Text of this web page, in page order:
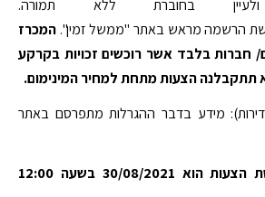
בחוברת ללא תמורה.
הרשמה מראש באתר "ממשל זמין". המכרז
חברות בלבד אשר רוכשים זכויות בקרקע
תתקבלנה הצעות מתחת למחיר המינימום.
מידע בדבר ההגרלות מתפרסם באתר
המועד האחרון להגשת הצעות הוא 30/08/2021 בשעה 12:00